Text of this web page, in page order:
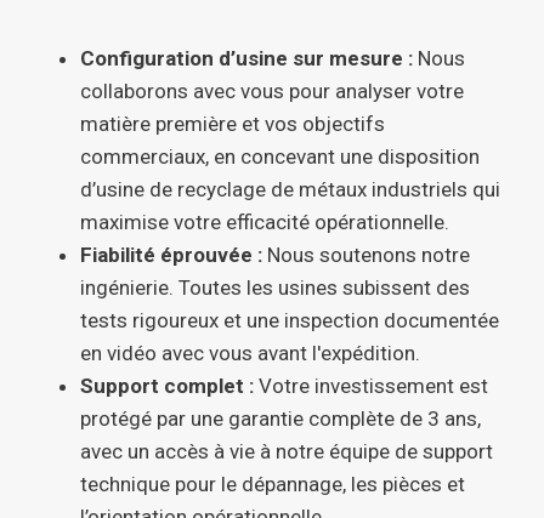
Configuration d’usine sur mesure : Nous
collaborons avec vous pour analyser votre
matière première et vos objectifs
commerciaux, en concevant une disposition
d’usine de recyclage de métaux industriels qui
maximise votre efficacité opérationnelle.
Fiabilité éprouvée : Nous soutenons notre
ingénierie. Toutes les usines subissent des
tests rigoureux et une inspection documentée
en vidéo avec vous avant l'expédition.
Support complet : Votre investissement est
protégé par une garantie complète de 3 ans,
avec un accès à vie à notre équipe de support
technique pour le dépannage, les pièces et